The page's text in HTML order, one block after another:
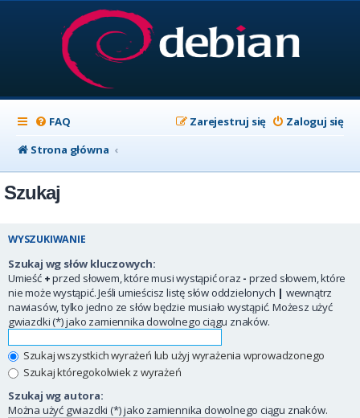
FAQ Zaloguj się
Zarejestruj się
Strona główna
Szukaj
WYSZUKIWANIE
Szukaj wg słów kluczowych:
Umieść +przed słowem, które musi wystąpić oraz - przed słowem, które
nie może wystąpić. Jeśli umieścisz listę słów oddzielonych | wewnątrz
nawiasów, tylko jedno ze słów będzie musiało wystąpić. Możesz użyć
gwiazdki (*) jako zamiennika dowolnego ciągu znaków.
Szukaj wszystkich wyrażeń lub użyj wyrażenia wprowadzonego
Szukaj któregokolwiek z wyrażeń
Szukaj wg autora:
Można użyć gwiazdki (*) jako zamiennika dowolnego ciągu znaków.